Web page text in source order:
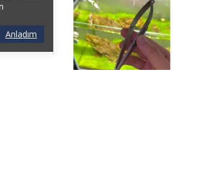
Anladım